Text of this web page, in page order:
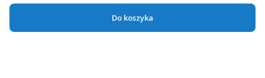
Do koszyka